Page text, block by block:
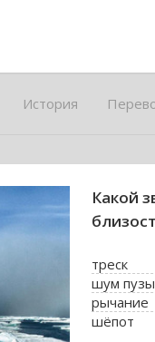
История
Какой
треск
шум
рычание
шёпот